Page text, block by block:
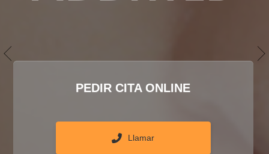
PEDIR CITA ONLINE
Llamar